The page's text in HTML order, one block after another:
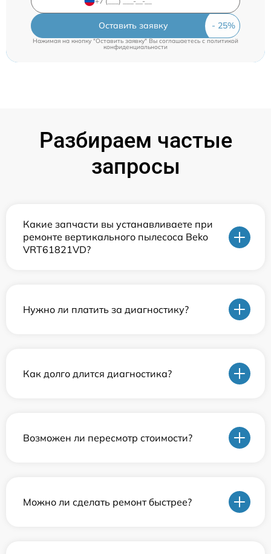
Оставить заявку
Нажимая на кнопку "Оставить заявку" Вы соглашаетесь c политикой
конфиденциальности
Разбираем частые
запросы
Какие запчасти вы устанавливаете при
ремонте вертикального пылесоса Beko
VRT61821VD?
Нужно ли платить за диагностику?
Как долго длится диагностика?
Возможен ли пересмотр стоимости?
Можно ли сделать ремонт быстрее?